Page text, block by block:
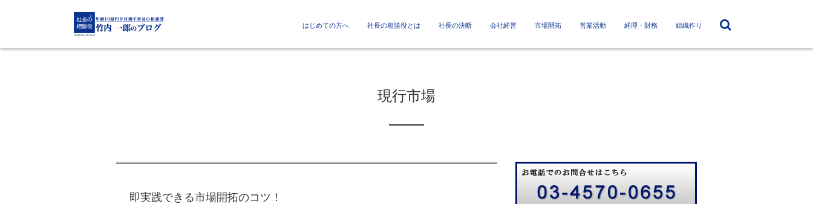
はじめての方へ 社長の相談役とは 社長の決断 会社経営 市場開拓 営業活動 経理・財務 組織作り
現行市場
即実践できる市場開拓のコツ！